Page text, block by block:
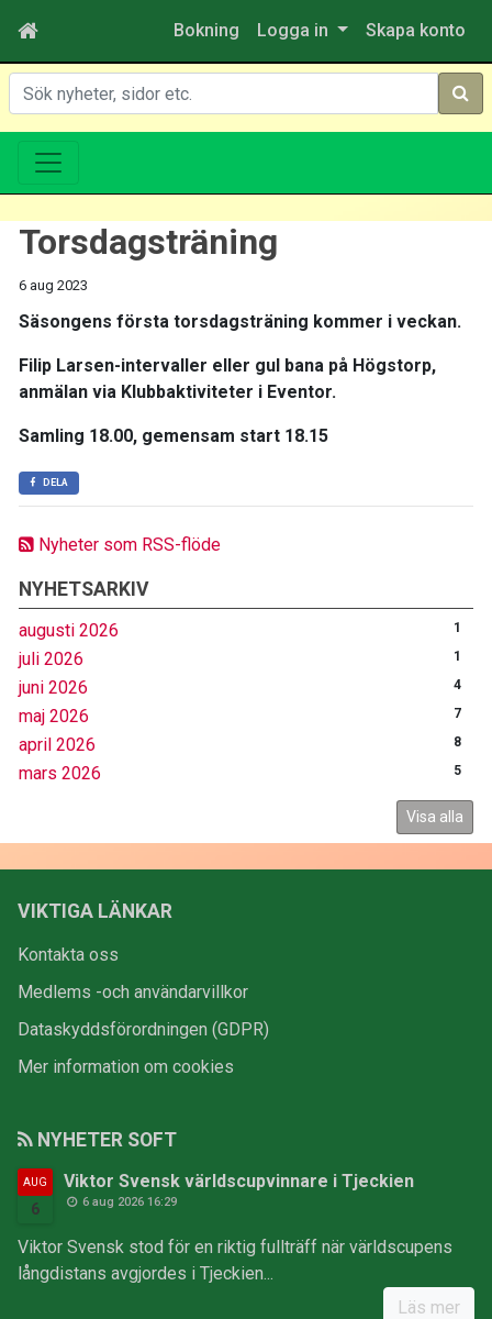
Bokning Logga in Skapa konto
Sök
Nyheter som RSS-flöde
NYHETSARKIV
augusti 2026 1
juli 2026 1
juni 2026 4
maj 2026 7
april 2026 8
mars 2026 5
Visa alla
Torsdagsträning
6 aug 2023
Säsongens första torsdagsträning kommer i veckan.
Filip Larsen-intervaller eller gul bana på Högstorp,
anmälan via Klubbaktiviteter i Eventor.
Samling 18.00, gemensam start 18.15
DELA
VIKTIGA LÄNKAR
Kontakta oss
Medlems -och användarvillkor
Dataskyddsförordningen (GDPR)
Mer information om cookies
NYHETER SOFT
AUG
6
Viktor Svensk världscupvinnare i Tjeckien
6 aug 2026 16:29
Viktor Svensk stod för en riktig fullträff när världscupens
långdistans avgjordes i Tjeckien...
Läs mer